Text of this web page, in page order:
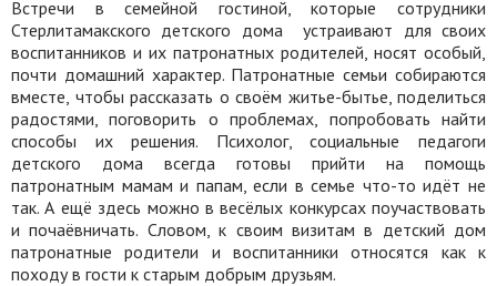
Встречи в семейной гостиной, которые сотрудники
Стерлитамакского детского дома
устраивают для своих
воспитанников и их патронатных родителей, носят особый,
почти домашний характер. Патронатные семьи собираются
вместе, чтобы рассказать о своём житье-бытье, поделиться
радостями, поговорить о проблемах, попробовать найти
способы их решения. Психолог, социальные педагоги
детского дома всегда готовы прийти на помощь
патронатным мамам и папам, если в семье что-то идёт не
так. А ещё здесь можно в весёлых конкурсах поучаствовать
и почаёвничать. Словом, к своим визитам в детский дом
патронатные родители и воспитанники относятся как к
походу в гости к старым добрым друзьям.